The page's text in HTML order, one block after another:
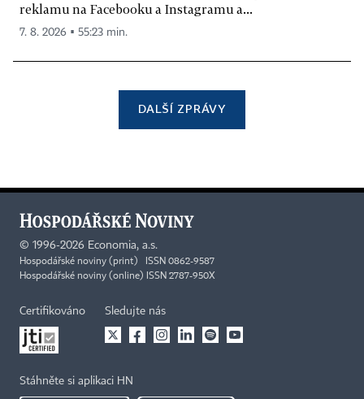
reklamu na Facebooku a Instagramu a...
7. 8. 2026 ▪ 55:23 min.
DALŠÍ ZPRÁVY
© 1996-2026 Economia, a.s.
Hospodářské noviny (print) ISSN 0862-9587
Hospodářské noviny (online) ISSN 2787-950X
Certifikováno Sledujte nás
Stáhněte si aplikaci HN